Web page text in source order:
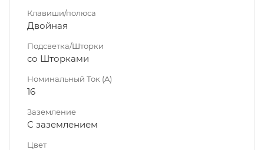
Клавиши/полюса
Двойная
Подсветка/Шторки
со Шторками
Номинальный Ток (A)
16
Заземление
С заземлением
Цвет